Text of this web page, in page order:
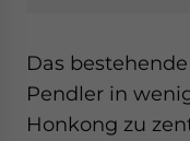
Das
Pendler in
Honkong zu